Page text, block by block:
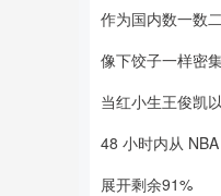
作为国内数一数
像下饺子一样密
当红小生王俊凯
48 小时内从
展开剩余91%